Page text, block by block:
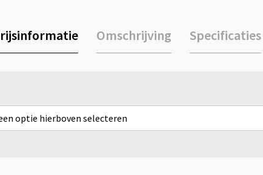
Omschrijving Specificaties
optie hierboven selecteren